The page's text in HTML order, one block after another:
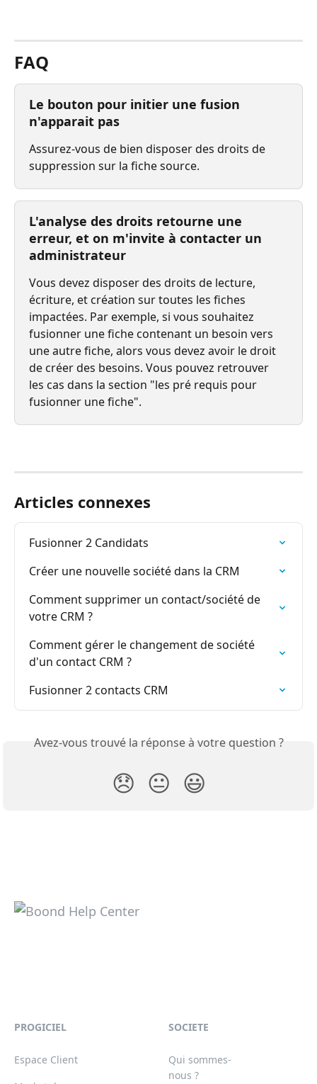
FAQ
Le bouton pour initier une fusion
n'apparait pas
Assurez-vous de bien disposer des droits de
suppression sur la fiche source.
L'analyse des droits retourne une
erreur, et on m'invite à contacter un
administrateur
Vous devez disposer des droits de lecture,
écriture, et création sur toutes les fiches
impactées. Par exemple, si vous souhaitez
fusionner une fiche contenant un besoin vers
une autre fiche, alors vous devez avoir le droit
de créer des besoins. Vous pouvez retrouver
les cas dans la section "les pré requis pour
fusionner une fiche".
Articles connexes
Fusionner 2 Candidats
Créer une nouvelle société dans la CRM
Comment supprimer un contact/société de
votre CRM ?
Comment gérer le changement de société
d'un contact CRM ?
Fusionner 2 contacts CRM
Avez-vous trouvé la réponse à votre question ?
😞 😐 😃
PROGICIEL
Espace Client
SOCIETE
Qui sommes-
nous ?